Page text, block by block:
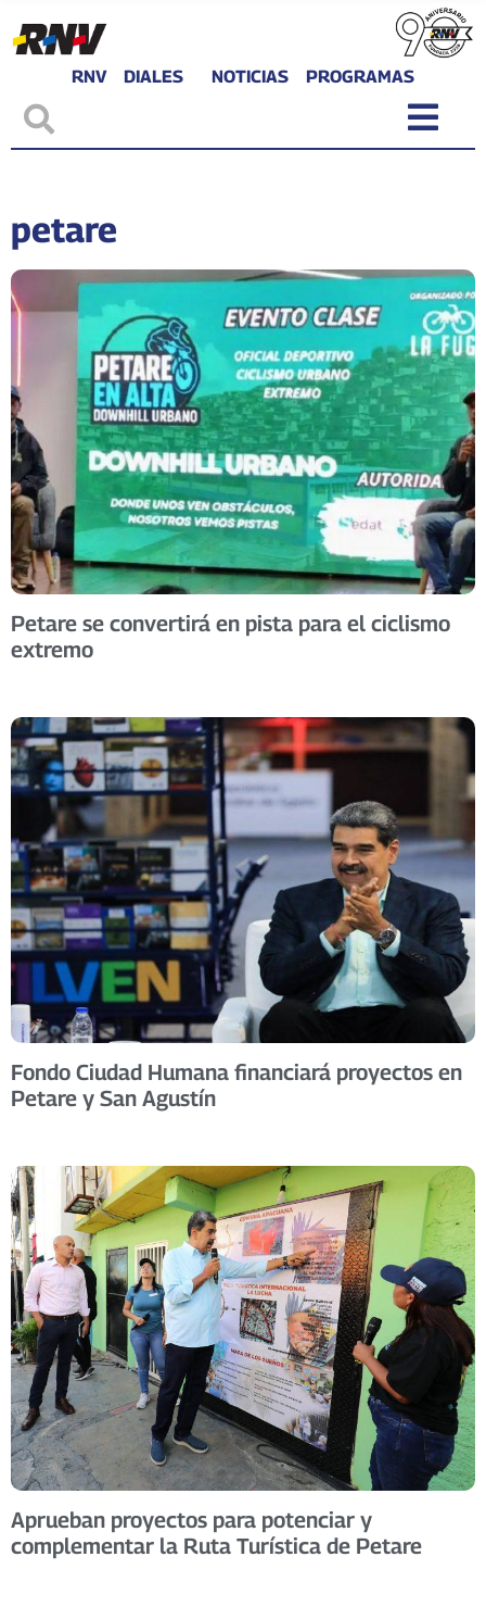
RNV DIALES NOTICIAS PROGRAMAS
petare
Petare se convertirá en pista para el ciclismo
extremo
Fondo Ciudad Humana financiará proyectos en
Petare y San Agustín
Aprueban proyectos para potenciar y
complementar la Ruta Turística de Petare